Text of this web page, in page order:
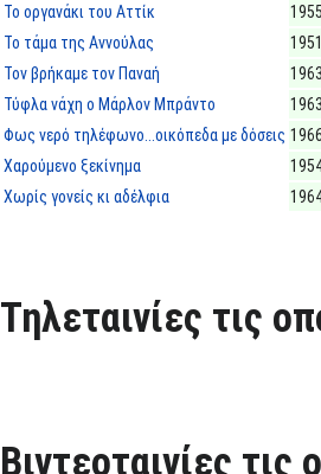
Το οργανάκι του Αττίκ
Το τάμα της Αννούλας
Τον βρήκαμε τον Παναή
Τύφλα νάχη ο Μάρλον Μπράντο
Φως νερό τηλέφωνο...οικόπεδα με δόσεις
Χαρούμενο ξεκίνημα
Χωρίς γονείς κι αδέλφια
Τηλεταινίες τις
Βιντεοταινίες